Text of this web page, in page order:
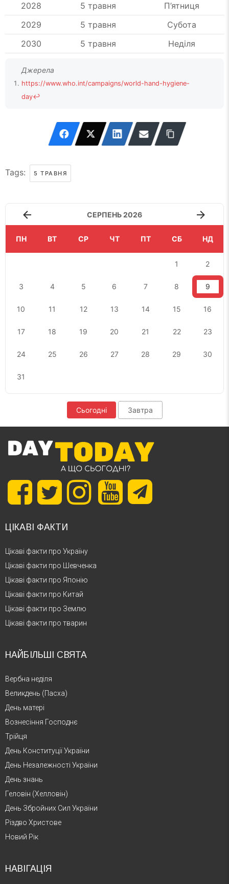
2028
5 травня
П’ятниця
2029
5 травня
Субота
2030
5 травня Неділя
https://www.who.int/campaigns/world-hand-hygiene-
day↩
Tags: 5 ТРАВНЯ
СЕРПЕНЬ 2026
ПН ВТ СР ЧТ ПТ СБ НД
1 2
3 4 5 6 7 8 9
10 11 12 13 14 15 16
17 18 19 20 21 22 23
24 25 26 27 28 29 30
31
Сьогодні Завтра
ЦІКАВІ ФАКТИ
Цікаві факти про Україну
Цікаві факти про Шевченка
Цікаві факти про Японію
Цікаві факти про Китай
Цікаві факти про Землю
Цікаві факти про тварин
НАЙБІЛЬШІ СВЯТА
Вербна неділя
Великдень (Пасха)
День матері
Вознесіння Господнє
Трійця
День Конституції України
День Незалежності України
День знань
Геловін (Хелловін)
День Збройних Сил України
Різдво Христове
Новий Рік
НАВІГАЦІЯ